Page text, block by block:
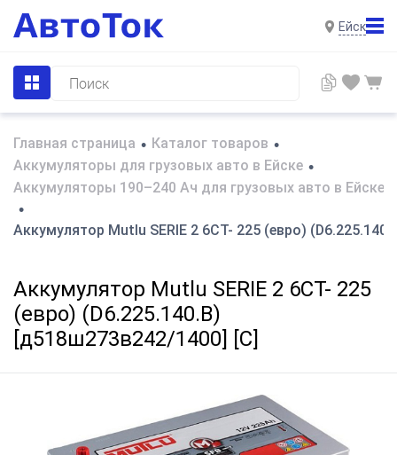
Ейск
Главная страница • Каталог товаров •
Аккумуляторы для грузовых авто в Ейске •
Аккумуляторы 190–240 Ач для грузовых авто в Ейске
•
Аккумулятор Mutlu SERIE 2 6CT- 225 (евро)
Аккумулятор Mutlu SERIE 2 6CT- 225
(евро) (D6.225.140.B)
[д518ш273в242/1400] [C]